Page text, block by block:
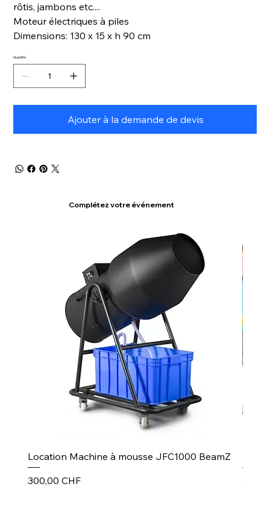
rôtis, jambons etc....
Moteur électriques à piles
Dimensions: 130 x 15 x h 90 cm
Quantité
Ajouter à la demande de devis
Complétez votre événement
Location Machine à mousse JFC1000 BeamZ
Prix
300,00 CHF
Prix
30,00